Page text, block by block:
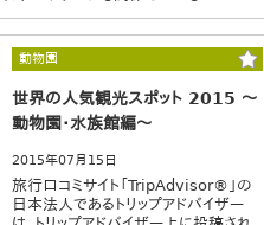
動物園
世界の人気観光スポット 2015 ～
動物園・水族館編～
2015年07月15日
旅行口コミサイト「TripAdvisor®」の
日本法人であるトリップアドバイザー